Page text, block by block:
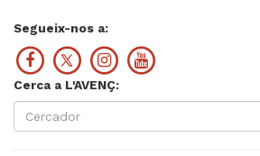
Segueix-nos a:
Cerca a L'AVENÇ: